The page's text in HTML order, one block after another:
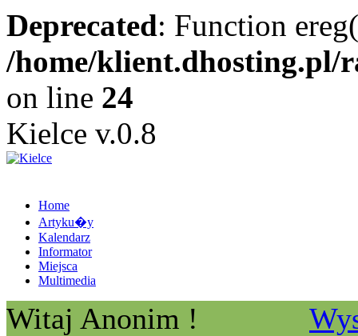
Deprecated: Function
/home/klient.dhosting.pl/
on line 24
Kielce v.0.8
Home
Artyku�y
Kalendarz
Informator
Miejsca
Multimedia
Witaj Anonim !